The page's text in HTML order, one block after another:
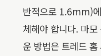
반적으로 1.6mm)
체해야 합니다. 마
운 방법은 트레드